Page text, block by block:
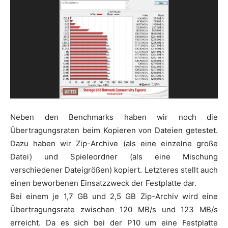
Neben den Benchmarks haben wir noch die
Übertragungsraten beim Kopieren von Dateien getestet.
Dazu haben wir Zip-Archive (als eine einzelne große
Datei) und Spieleordner (als eine Mischung
verschiedener Dateigrößen) kopiert. Letzteres stellt auch
einen beworbenen Einsatzzweck der Festplatte dar.
Bei einem je 1,7 GB und 2,5 GB Zip-Archiv wird eine
Übertragungsrate zwischen 120 MB/s und 123 MB/s
erreicht. Da es sich bei der P10 um eine Festplatte